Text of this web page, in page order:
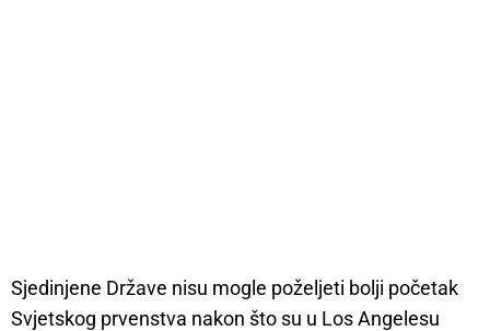
Sjedinjene Države nisu mogle poželjeti bolji početak
Svjetskog prvenstva nakon što su u Los Angelesu